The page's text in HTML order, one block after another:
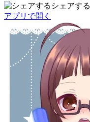
シェアする
アプリで開く